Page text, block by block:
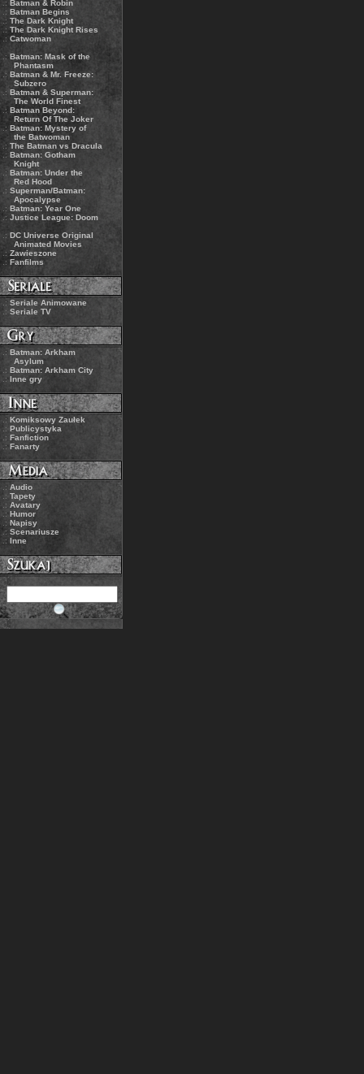
.: Batman & Robin
.: Batman Begins
.: The Dark Knight
.: The Dark Knight Rises
.: Catwoman
.:Batman: Mask of the
Phantasm
.: Batman & Mr. Freeze:
Subzero
.: Batman & Superman:
The World Finest
.: Batman Beyond:
Return Of The Joker
.: Batman: Mystery of
the Batwoman
.: The Batman vs Dracula
.: Batman: Gotham
Knight
.: Batman: Under the
Red Hood
.: Superman/Batman:
Apocalypse
.: Batman: Year One
.: Justice League: Doom
.: DC Universe Original
Animated Movies
.: Zawieszone
.: Fanfilms
.: Seriale Animowane
.: Seriale TV
.: Batman: Arkham
Asylum
.: Batman: Arkham City
.:Inne gry
.: Komiksowy Zaułek
.: Publicystyka
.: Fanfiction
.:Fanarty
.: Audio
.: Tapety
.: Avatary
.:Humor
.: Napisy
.: Scenariusze
.: Inne